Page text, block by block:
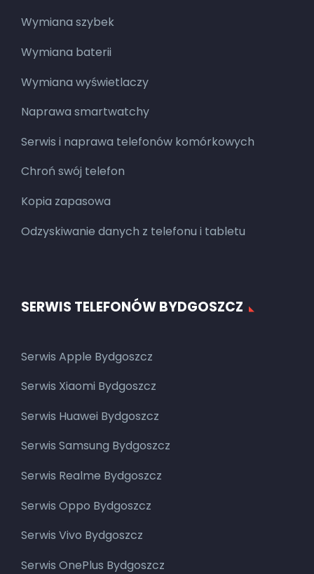
Wymiana szybek
Wymiana baterii
Wymiana wyświetlaczy
Naprawa smartwatchy
Serwis i naprawa telefonów komórkowych
Chroń swój telefon
Kopia zapasowa
Odzyskiwanie danych z telefonu i tabletu
SERWIS TELEFONÓW BYDGOSZCZ
Serwis Apple Bydgoszcz
Serwis Xiaomi Bydgoszcz
Serwis Huawei Bydgoszcz
Serwis Samsung Bydgoszcz
Serwis Realme Bydgoszcz
Serwis Oppo Bydgoszcz
Serwis Vivo Bydgoszcz
Serwis OnePlus Bydgoszcz